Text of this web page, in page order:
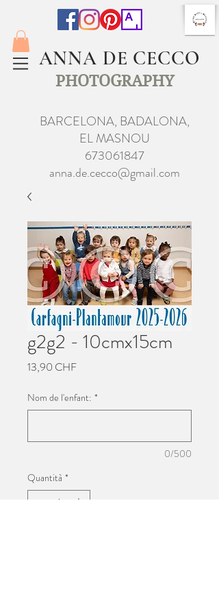
ANNA DE CECCO
PHOTOGRAPHY
BARCELONA, BADALONA,
EL MASNOU
673061847
anna.de.cecco@gmail.com
g2g2 - 10cmx15cm
13,90 CHFPrezzo
Nom de l'enfant: *
0/500
Quantità *